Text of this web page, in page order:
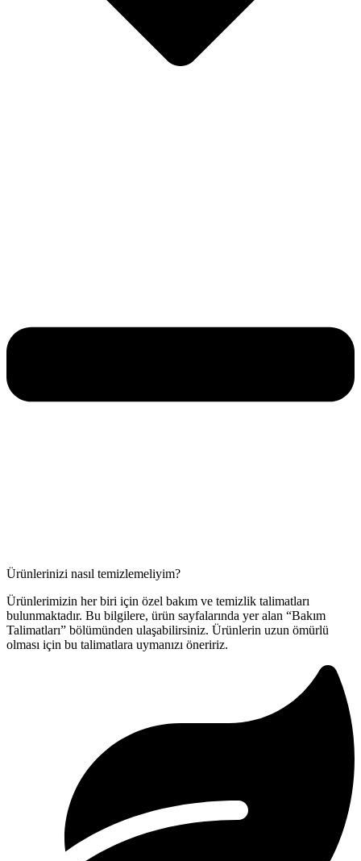
Ürünlerinizi nasıl temizlemeliyim?
Ürünlerimizin her biri için özel bakım ve temizlik talimatları
bulunmaktadır. Bu bilgilere, ürün sayfalarında yer alan “Bakım
Talimatları” bölümünden ulaşabilirsiniz. Ürünlerin uzun ömürlü
olması için bu talimatlara uymanızı öneririz.